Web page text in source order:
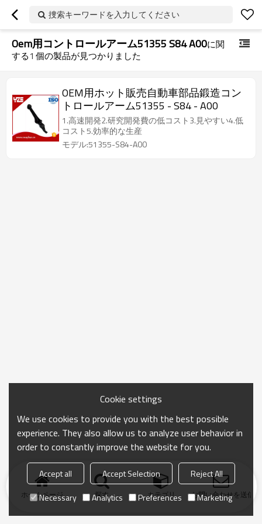
捜索キーワードを入力してください
Oem用コントロールアーム51355 S84 A00に関
する1 個の製品が見つかりました
OEM用ホット販売自動車部品鍛造コン
トロールアーム51355 - S84 - A00
1.高速開発2.研究開発費の低コスト3.見やすい4.低
コスト5.効率的な生産
モデル:51355-S84-A00
ホームページ 探す カテゴリ お問い合わせを送信
Cookie settings
We use cookies to provide you with the best possible
experience. They also allow us to analyze user behavior in
order to constantly improve the website for you.
Accept all Accept Selection
Reject All
Necessary
Analytics Preferences Marketing